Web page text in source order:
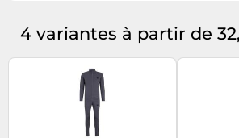
4 variantes à partir de